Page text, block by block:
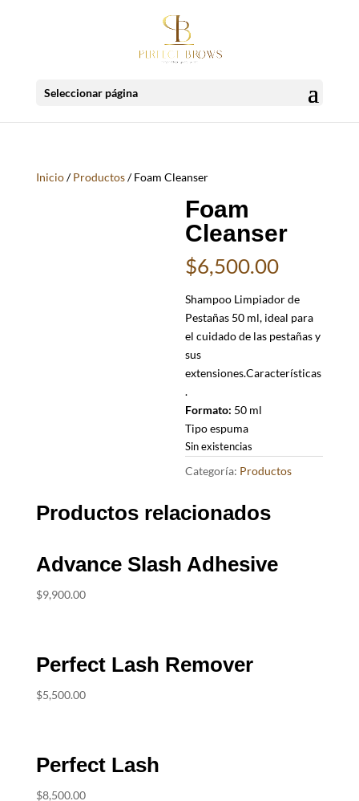
Seleccionar página
Inicio/Productos/ Foam Cleanser
Foam
Cleanser
$6,500.00
Shampoo Limpiador de
Pestañas 50 ml, ideal para
el cuidado de las pestañas y
sus
extensiones.Características
.
Formato: 50 ml
Tipo espuma
Sin existencias
Categoría: Productos
Productos relacionados
Advance Slash Adhesive
$9,900.00
Perfect Lash Remover
$5,500.00
Perfect Lash
$8,500.00